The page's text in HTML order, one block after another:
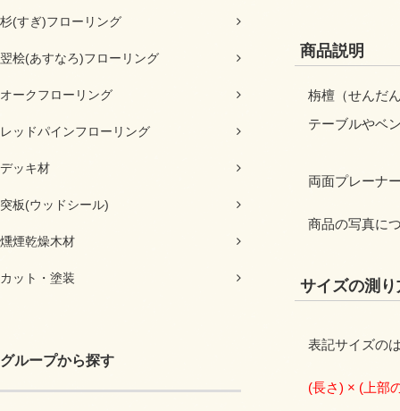
杉(すぎ)フローリング
翌桧(あすなろ)フローリング
オークフローリング
レッドパインフローリング
デッキ材
突板(ウッドシール)
燻煙乾燥木材
カット・塗装
グループから探す
商品説明
栴檀（せんだ
テーブルやベ
両面プレーナ
商品の写真に
サイズの測
表記サイズの
(長さ) × (上部